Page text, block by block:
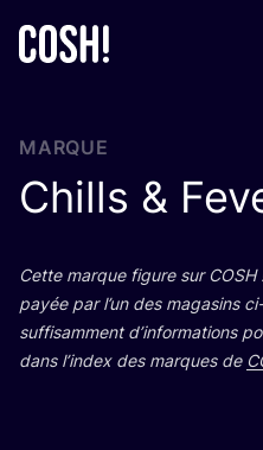
MARQUE
Chills &
Cette marque figure sur COSH
payée par l’un des maga­sins
suf­fi­sam­ment d’in­for­ma­tions
dans l’in­dex des marques de